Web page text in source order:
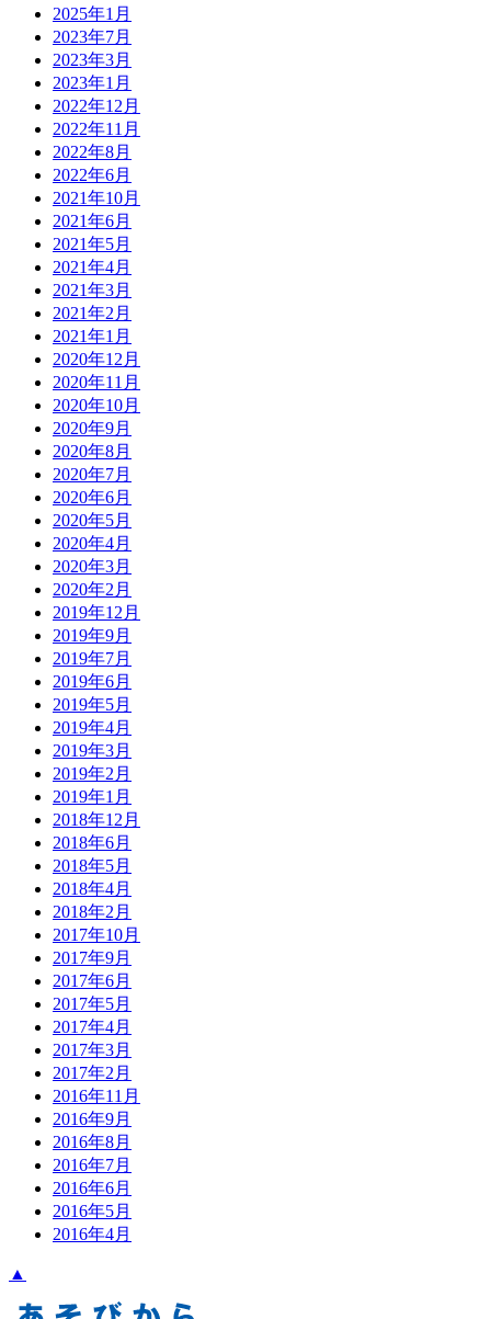
2025年1月
2023年7月
2023年3月
2023年1月
2022年12月
2022年11月
2022年8月
2022年6月
2021年10月
2021年6月
2021年5月
2021年4月
2021年3月
2021年2月
2021年1月
2020年12月
2020年11月
2020年10月
2020年9月
2020年8月
2020年7月
2020年6月
2020年5月
2020年4月
2020年3月
2020年2月
2019年12月
2019年9月
2019年7月
2019年6月
2019年5月
2019年4月
2019年3月
2019年2月
2019年1月
2018年12月
2018年6月
2018年5月
2018年4月
2018年2月
2017年10月
2017年9月
2017年6月
2017年5月
2017年4月
2017年3月
2017年2月
2016年11月
2016年9月
2016年8月
2016年7月
2016年6月
2016年5月
2016年4月
▲